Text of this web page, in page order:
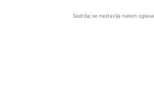
Sadržaj se nastavlja nakon oglasa